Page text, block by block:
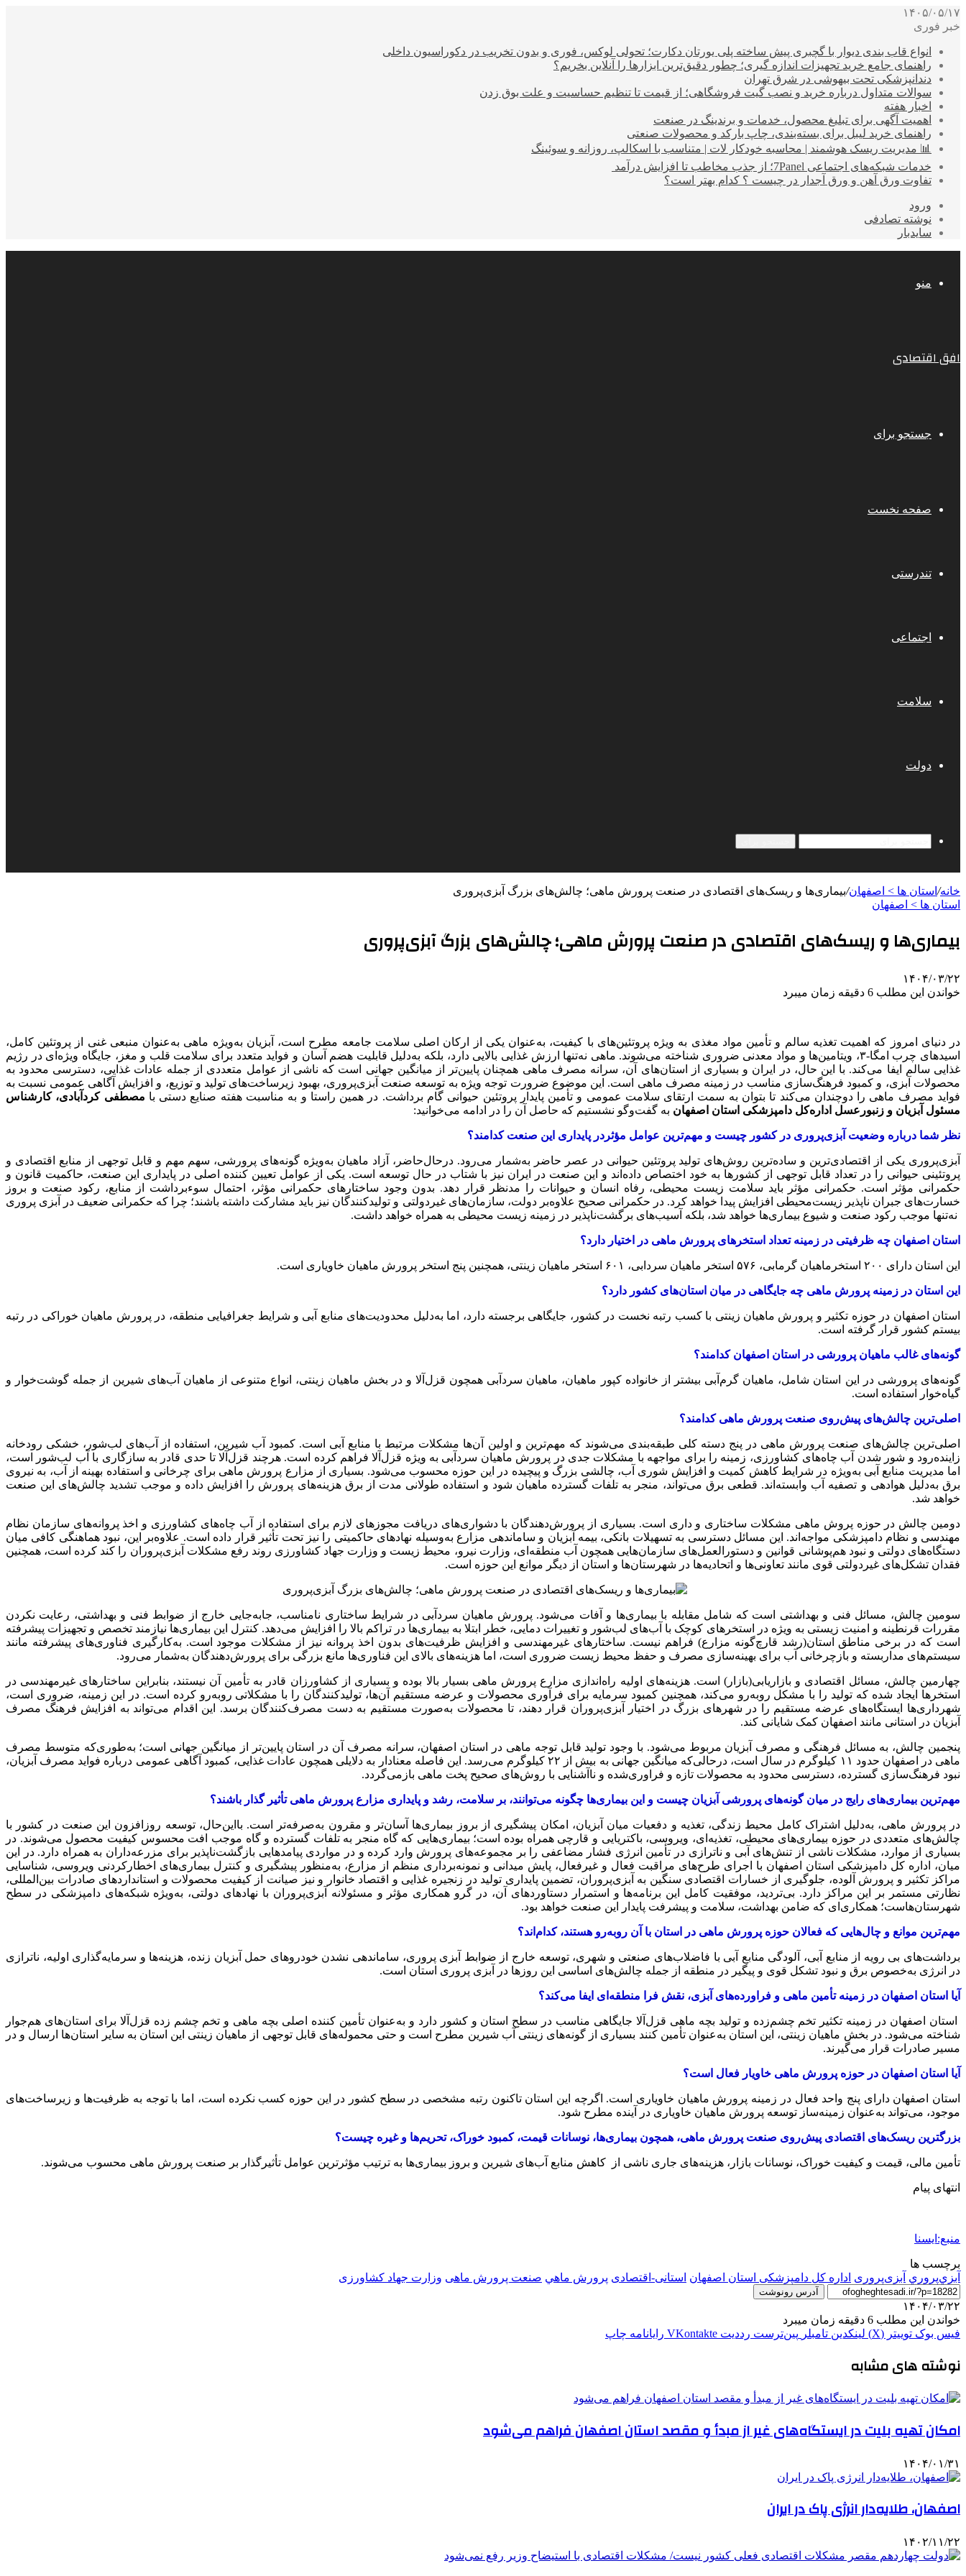
۱۴۰۵/۰۵/۱۷
خبر فوری
انواع قاب بندی دیوار با گچبری پیش ساخته پلی یورتان دکارت؛ تحولی لوکس، فوری و بدون تخریب در دکوراسیون داخلی
راهنمای جامع خرید تجهیزات اندازه گیری؛ چطور دقیق‌ترین ابزارها را آنلاین بخریم؟
دندانپزشکی تحت بیهوشی در شرق تهران
سوالات متداول درباره خرید و نصب گیت فروشگاهی؛ از قیمت تا تنظیم حساسیت و علت بوق زدن
اخبار هفته
اهمیت آگهی برای تبلیغ محصول، خدمات و برندینگ در صنعت
راهنمای خرید لیبل برای بسته‌بندی، چاپ بارکد و محصولات صنعتی
📊 مدیریت ریسک هوشمند | محاسبه خودکار لات | متناسب با اسکالپ، روزانه و سوئینگ
خدمات شبکه‌های اجتماعی 7Panel؛ از جذب مخاطب تا افزایش درآمد
تفاوت ورق آهن و ورق آجدار در چیست ؟ کدام بهتر است؟
ورود
نوشته تصادفی
سایدبار
منو
افق اقتصادی
جستجو برای
صفحه نخست
تندرستی
اجتماعی
سلامت
دولت
خانه/ استان ها > اصفهان/بیماری‌ها و ریسک‌های اقتصادی در صنعت پرورش ماهی؛ چالش‌های بزرگ آبزی‌پروری
استان ها > اصفهان
بیماری‌ها و ریسک‌های اقتصادی در صنعت پرورش ماهی؛ چالش‌های بزرگ آبزی‌پروری
۱۴۰۴/۰۳/۲۲
خواندن این مطلب 6 دقیقه زمان میبرد
در دنیای امروز که اهمیت تغذیه سالم و تأمین مواد مغذی به ویژه پروتئین‌های با کیفیت، به‌عنوان یکی از ارکان اصلی سلامت جامعه مطرح است، آبزیان به‌ویژه ماهی به‌عنوان منبعی غنی از پروتئین کامل،
اسیدهای چرب امگا-۳، ویتامین‌ها و مواد معدنی ضروری شناخته می‌شوند. ماهی نه‌تنها ارزش غذایی بالایی دارد، بلکه به‌دلیل قابلیت هضم آسان و فواید متعدد برای سلامت قلب و مغز، جایگاه ویژه‌ای در رژیم
غذایی سالم ایفا می‌کند. با این‌ حال، در ایران و بسیاری از استان‌های آن، سرانه مصرف ماهی همچنان پایین‌تر از میانگین جهانی است که ناشی از عوامل متعددی از جمله عادات غذایی، دسترسی محدود به
محصولات آبزی، و کمبود فرهنگ‌سازی مناسب در زمینه مصرف ماهی است. این موضوع ضرورت توجه ویژه به توسعه صنعت آبزی‌پروری، بهبود زیرساخت‌های تولید و توزیع، و افزایش آگاهی عمومی نسبت به
فواید مصرف ماهی را دوچندان می‌کند تا بتوان به سمت ارتقای سلامت عمومی و تأمین پایدار پروتئین حیوانی گام برداشت. در همین راستا و به مناسبت هفته صنایع دستی با مصطفی کردآبادی، کارشناس
مسئول آبزیان و زنبورعسل اداره‌کل دامپزشکی استان اصفهان به گفت‌وگو نشستیم که حاصل آن را در ادامه می‌خوانید:
نظر شما درباره وضعیت آبزی‌پروری در کشور چیست و مهم‌ترین عوامل مؤثردر پایداری این صنعت کدامند؟
آبزی‌پروری یکی از اقتصادی‌ترین و ساده‌ترین روش‌های تولید پروتئین حیوانی در عصر حاضر به‌شمار می‌رود. درحال‌حاضر، آزاد ماهیان به‌ویژه گونه‌های پرورشی، سهم مهم و قابل توجهی از منابع اقتصادی و
پروتئینی حیوانی را در تعداد قابل توجهی از کشورها به خود اختصاص داده‌اند و این صنعت در ایران نیز با شتاب در حال توسعه است. یکی از عوامل تعیین کننده اصلی در پایداری این صنعت، حاکمیت قانون و
حکمرانی مؤثر است. حکمرانی مؤثر باید سلامت زیست محیطی، رفاه انسان و حیوانات را مدنظر قرار دهد. بدون وجود ساختارهای حکمرانی مؤثر، احتمال سوء‌برداشت از منابع، رکود صنعت و بروز
خسارت‌های جبران ناپذیر زیست‌محیطی افزایش پیدا خواهد کرد. در حکمرانی صحیح علاوه‌بر دولت، سازمان‌های غیردولتی و تولیدکنندگان نیز باید مشارکت داشته باشند؛ چرا که حکمرانی ضعیف در آبزی پروری
نه‌تنها موجب رکود صنعت و شیوع بیماری‌ها خواهد شد، بلکه آسیب‌های برگشت‌ناپذیر در زمینه زیست محیطی به ‌همراه خواهد داشت.
استان اصفهان چه ظرفیتی در زمینه تعداد استخرهای پرورش ماهی در اختیار دارد؟
این استان دارای ۲۰۰ استخرماهیان گرمابی، ۵۷۶ استخر ماهیان سردابی، ۶۰۱ استخر ماهیان زینتی، همچنین پنج استخر پرورش ماهیان خاویاری است.
این استان در زمینه پرورش ماهی چه جایگاهی در میان استان‌های کشور دارد؟
استان اصفهان در حوزه تکثیر و پرورش ماهیان زینتی با کسب رتبه نخست در کشور، جایگاهی برجسته دارد، اما به‌دلیل محدودیت‌های منابع آبی و شرایط جغرافیایی منطقه، در پرورش ماهیان خوراکی در رتبه
بیستم کشور قرار گرفته است.
گونه‌های غالب ماهیان پرورشی در استان اصفهان کدامند؟
گونه‌های پرورشی در این استان شامل، ماهیان گرم‌آبی بیشتر از خانواده کپور ماهیان، ماهیان سردآبی همچون قزل‌آلا و در بخش ماهیان زینتی، انواع متنوعی از ماهیان آب‌های شیرین از جمله گوشت‌خوار و
گیاه‌خوار استفاده است.
اصلی‌ترین چالش‌های پیش‌روی صنعت پرورش ماهی کدامند؟
اصلی‌ترین چالش‌های صنعت پرورش ماهی در پنج دسته کلی طبقه‌بندی می‌شوند که مهم‌ترین و اولین آن‌ها مشکلات مرتبط با منابع آبی است. کمبود آب شیرین، استفاده از آب‌های لب‌شور، خشکی رودخانه
زاینده‌رود و شور شدن آب چاه‌های کشاورزی، زمینه را برای مواجهه با مشکلات جدی در پرورش ماهیان سردآبی به ویژه قزل‌آلا فراهم کرده است. هرچند قزل‌آلا تا حدی قادر به سازگاری با آب لب‌شور است،
اما مدیریت منابع آبی به‌ویژه در شرایط کاهش کمیت و افزایش شوری آب، چالشی بزرگ و پیچیده در این حوزه محسوب می‌شود. بسیاری از مزارع پرورش ماهی برای چرخانی و استفاده بهینه از آب، به نیروی
برق به‌دلیل هوادهی و تصفیه آب وابسته‌اند. قطعی برق می‌تواند، منجر به تلفات گسترده ماهیان شود و استفاده طولانی مدت از برق هزینه‌های پرورش را افزایش داده و موجب تشدید چالش‌های این صنعت
خواهد شد.
دومین چالش در حوزه پروش ماهی مشکلات ساختاری و داری است. بسیاری از پرورش‌دهندگان با دشواری‌های دریافت مجوزهای لازم برای استفاده از آب چاه‌های کشاورزی و اخذ پروانه‌های سازمان نظام
مهندسی و نظام دامپزشکی مواجه‌اند. این مسائل دسترسی به تسهیلات بانکی، بیمه آبزیان و ساماندهی مزارع به‌وسیله نهادهای حاکمیتی را نیز تحت تأثیر قرار داده است. علاوه‌بر این، نبود هماهنگی کافی میان
دستگاه‌های دولتی و نبود هم‌پوشانی قوانین و دستورالعمل‌های سازمان‌هایی همچون آب منطقه‌ای، وزارت نیرو، محیط زیست و وزارت جهاد کشاورزی روند رفع مشکلات آبزی‌پروران را کند کرده است، همچنین
فقدان تشکل‌های غیردولتی قوی مانند تعاونی‌ها و اتحادیه‌ها در شهرستان‌ها و استان از دیگر موانع این حوزه است.
سومین چالش، مسائل فنی و بهداشتی است که شامل مقابله با بیماری‌ها و آفات می‌شود. پرورش ماهیان سردآبی در شرایط ساختاری نامناسب، جابه‌جایی خارج از ضوابط فنی و بهداشتی، رعایت نکردن
مقررات قرنطینه و امنیت زیستی به ویژه در استخرهای کوچک با آب‌های لب‌شور و تغییرات دمایی، خطر ابتلا به بیماری‌ها در تراکم بالا را افزایش می‌دهد. کنترل این بیماری‌ها نیازمند تخصص و تجهیزات پیشرفته
است که در برخی مناطق استان(رشد قارچ‌گونه مزارع) فراهم نیست. ساختارهای غیرمهندسی و افزایش ظرفیت‌های بدون اخذ پروانه نیز از مشکلات موجود است. به‌کارگیری فناوری‌های پیشرفته مانند
سیستم‌های مداربسته و بازچرخانی آب برای بهینه‌سازی مصرف و حفظ محیط زیست ضروری است، اما هزینه‌های بالای این فناوری‌ها مانع بزرگی برای پرورش‌دهندگان به‌شمار می‌رود.
چهارمین چالش، مسائل اقتصادی و بازاریابی(بازار) است. هزینه‌های اولیه راه‌اندازی مزارع پرورش ماهی بسیار بالا بوده و بسیاری از کشاورزان قادر به تأمین آن نیستند، بنابراین ساختارهای غیرمهندسی در
استخرها ایجاد شده که تولید را با مشکل روبه‌رو می‌کند، همچنین کمبود سرمایه برای فرآوری محصولات و عرضه مستقیم آن‌ها، تولیدکنندگان را با مشکلاتی روبه‌رو کرده است. در این زمینه، ضروری است،
شهرداری‌ها ایستگاه‌های عرضه مستقیم را در شهرهای بزرگ در اختیار آبزی‌پروران قرار دهند، تا محصولات به‌صورت مستقیم به دست مصرف‌کنندگان برسد. این اقدام می‌تواند به افزایش فرهنگ مصرف
آبزیان در استانی مانند اصفهان کمک شایانی کند.
پنجمین چالش، به مسائل فرهنگی و مصرف آبزیان مربوط می‌شود. با وجود تولید قابل توجه ماهی در استان اصفهان، سرانه مصرف آن در استان پایین‌تر از میانگین جهانی است؛ به‌طوری‌که متوسط مصرف
ماهی در اصفهان حدود ۱۱ کیلوگرم در سال است، درحالی‌که میانگین جهانی به بیش از ۲۲ کیلوگرم می‌رسد. این فاصله معنادار به دلایلی همچون عادات غذایی، کمبود آگاهی عمومی درباره فواید مصرف آبزیان،
نبود فرهنگ‌سازی گسترده، دسترسی محدود به محصولات تازه و فراوری‌شده و ناآشنایی با روش‌های صحیح پخت ماهی بازمی‌گردد.
مهم‌ترین بیماری‌های رایج در میان گونه‌های پرورشی آبزیان چیست و این بیماری‌ها چگونه می‌توانند، بر سلامت، رشد و پایداری مزارع پرورش ماهی تأثیر گذار باشند؟
در پرورش ماهی، به‌دلیل اشتراک کامل محیط زندگی، تغذیه و دفعیات میان آبزیان، امکان پیشگیری از بروز بیماری‌ها آسان‌تر و مقرون به‌صرفه‌تر است. بااین‌حال، توسعه روزافزون این صنعت در کشور با
چالش‌های متعددی در حوزه بیماری‌های محیطی، تغذیه‌ای، ویروسی، باکتریایی و قارچی همراه بوده است؛ بیماری‌هایی که گاه منجر به تلفات گسترده و گاه موجب افت محسوس کیفیت محصول می‌شوند. در
بسیاری از موارد، مشکلات ناشی از تنش‌های آبی و ناترازی در تأمین انرژی فشار مضاعفی را بر مجموعه‌های پرورش وارد کرده و در مواردی پیامدهایی بازگشت‌ناپذیر برای مزرعه‌داران به همراه دارد. در این
میان، اداره کل دامپزشکی استان اصفهان با اجرای طرح‌های مراقبت فعال و غیرفعال، پایش میدانی و نمونه‌برداری منظم از مزارع، به‌منظور پیشگیری و کنترل بیماری‌های اخطارکردنی ویروسی، شناسایی
مراکز تکثیر و پرورش آلوده، جلوگیری از خسارات اقتصادی سنگین به آبزی‌پروران، تضمین پایداری تولید در زنجیره غذایی و اقتصاد خانوار و نیز صیانت از کیفیت محصولات و استانداردهای صادرات بین‌المللی،
نظارتی مستمر بر این مراکز دارد. بی‌تردید، موفقیت کامل این برنامه‌ها و استمرار دستاوردهای آن، در گرو همکاری مؤثر و مسئولانه آبزی‌پروران با نهادهای دولتی، به‌ویژه شبکه‌های دامپزشکی در سطح
شهرستان‌هاست؛ همکاری‌ای که ضامن بهداشت، سلامت و پیشرفت پایدار این صنعت خواهد بود.
مهم‌ترین موانع و چال‌هایی که فعالان حوزه پرورش ماهی در استان با آن روبه‌رو هستند، کدام‌اند؟
برداشت‌های بی رویه از منابع آبی، آلودگی منابع آبی با فاضلاب‌های صنعتی و شهری، توسعه خارج از ضوابط آبزی پروری، ساماندهی نشدن خودروهای حمل آبزیان زنده، هزینه‌ها و سرمایه‌گذاری اولیه، ناترازی
در انرژی به‌خصوص برق و نبود تشکل قوی و پیگیر در منطقه از جمله چالش‌های اساسی این روزها در آبزی پروری استان است.
آیا استان اصفهان در زمینه تأمین ماهی و فراورده‌های آبزی، نقش فرا منطقه‌ای ایفا می‌کند؟
استان اصفهان در زمینه تکثیر تخم چشم‌زده و تولید بچه ماهی قزل‌آلا جایگاهی مناسب در سطح استان و کشور دارد و به‌عنوان تأمین کننده اصلی بچه ماهی و تخم چشم زده قزل‌آلا برای استان‌های هم‌جوار
شناخته می‌شود. در بخش ماهیان زینتی، این استان به‌عنوان تأمین کنند بسیاری از گونه‌های زینتی آب شیرین مطرح است و حتی محموله‌های قابل توجهی از ماهیان زینتی این استان به سایر استان‌ها ارسال و در
مسیر صادرات قرار می‌گیرند.
آیا استان اصفهان در حوزه پرورش ماهی خاویار فعال است؟
استان اصفهان دارای پنج واحد فعال در زمینه پرورش ماهیان خاویاری است. اگرچه این استان تاکنون رتبه مشخصی در سطح کشور در این حوزه کسب نکرده است، اما با توجه به ظرفیت‌ها و زیرساخت‌های
موجود، می‌تواند به‌عنوان زمینه‌ساز توسعه پرورش ماهیان خاویاری در آینده مطرح شود.
بزرگترین ریسک‌های اقتصادی پیش‌روی صنعت پرورش ماهی، همچون بیماری‌ها، نوسانات قیمت، کمبود خوراک، تحریم‌ها و غیره چیست؟
تأمین مالی، قیمت و کیفیت خوراک، نوسانات بازار، هزینه‌های جاری ناشی از کاهش منابع آب‌های شیرین و بروز بیماری‌ها به ترتیب مؤثرترین عوامل تأثیرگذار بر صنعت پرورش ماهی محسوب می‌شوند.
انتهای پیام
منبع:ایسنا
برچسب ها
آبزي‌پروري آبزی‌پروری اداره کل دامپزشکی استان اصفهان استانی-اقتصادی پرورش ماهي صنعت پرورش ماهی وزارت جهاد كشاورزی
آدرس رونوشت
۱۴۰۴/۰۳/۲۲
خواندن این مطلب 6 دقیقه زمان میبرد
فیس بوک توییتر (X) لینکدین ‫تامبلر ‫پین‌ترست ‫رددیت ‫VKontakte رایانامه چاپ
نوشته های مشابه
امکان تهیه بلیت در ایستگاه‌های غیر از مبدأ و مقصد استان اصفهان فراهم می‌شود
۱۴۰۴/۰۱/۳۱
اصفهان، طلایه‌دار انرژی پاک در ایران
۱۴۰۲/۱۱/۲۲